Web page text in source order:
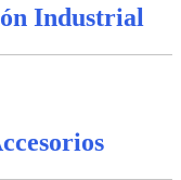
Industrial